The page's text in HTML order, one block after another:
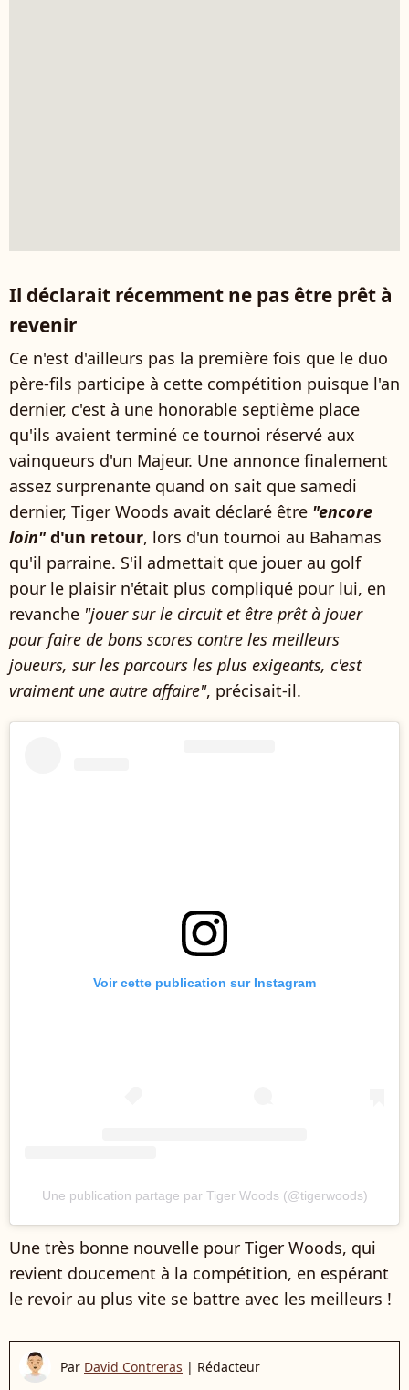
Il déclarait récemment ne pas être prêt à
revenir
Ce n'est d'ailleurs pas la première fois que le duo
père-fils participe à cette compétition puisque l'an
dernier, c'est à une honorable septième place
qu'ils avaient terminé ce tournoi réservé aux
vainqueurs d'un Majeur. Une annonce finalement
assez surprenante quand on sait que samedi
dernier, Tiger Woods avait déclaré être "encore
loin"d'un retour, lors d'un tournoi au Bahamas
qu'il parraine. S'il admettait que jouer au golf
pour le plaisir n'était plus compliqué pour lui, en
revanche "jouer sur le circuit et être prêt à jouer
pour faire de bons scores contre les meilleurs
joueurs, sur les parcours les plus exigeants, c'est
vraiment une autre affaire", précisait-il.
Voir cette publication sur Instagram
Une publication partage par Tiger Woods (@tigerwoods)
Une très bonne nouvelle pour Tiger Woods, qui
revient doucement à la compétition, en espérant
le revoir au plus vite se battre avec les meilleurs !
Par David Contreras | Rédacteur